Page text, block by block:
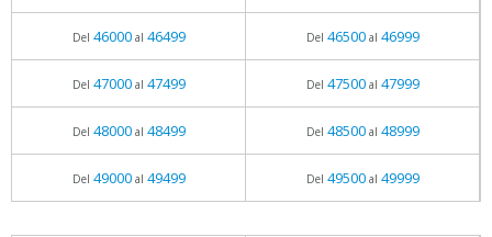
Del 46000al 46499 Del 46500al 46999
Del 47000al 47499 Del 47500al 47999
Del 48000al 48499 Del 48500al 48999
Del 49000al 49499 Del 49500al 49999